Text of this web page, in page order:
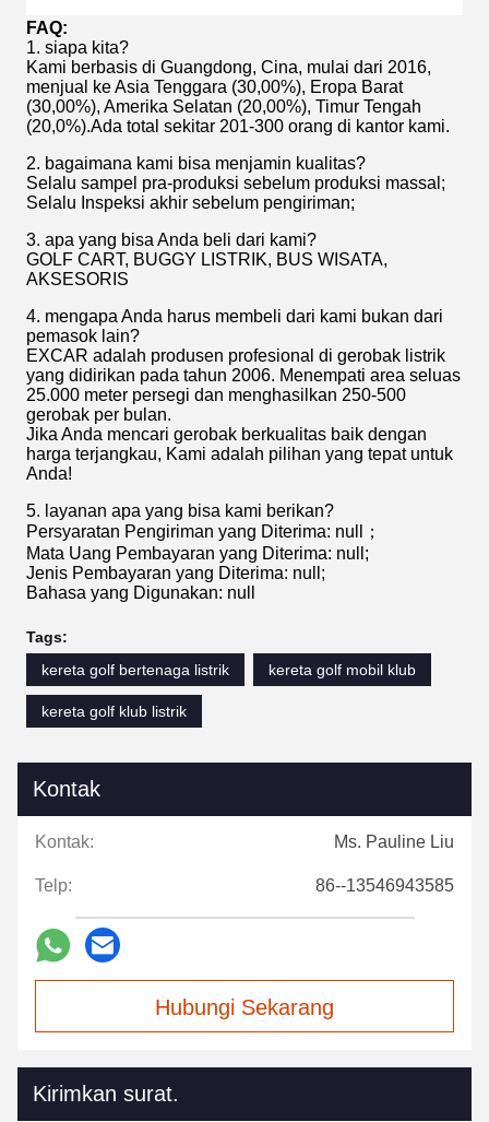
FAQ:
1. siapa kita?
Kami berbasis di Guangdong, Cina, mulai dari 2016,
menjual ke Asia Tenggara (30,00%), Eropa Barat
(30,00%), Amerika Selatan (20,00%), Timur Tengah
(20,0%).Ada total sekitar 201-300 orang di kantor kami.
2. bagaimana kami bisa menjamin kualitas?
Selalu sampel pra-produksi sebelum produksi massal;
Selalu Inspeksi akhir sebelum pengiriman;
3. apa yang bisa Anda beli dari kami?
GOLF CART, BUGGY LISTRIK, BUS WISATA,
AKSESORIS
4. mengapa Anda harus membeli dari kami bukan dari
pemasok lain?
EXCAR adalah produsen profesional di gerobak listrik
yang didirikan pada tahun 2006. Menempati area seluas
25.000 meter persegi dan menghasilkan 250-500
gerobak per bulan.
Jika Anda mencari gerobak berkualitas baik dengan
harga terjangkau, Kami adalah pilihan yang tepat untuk
Anda!
5. layanan apa yang bisa kami berikan?
Persyaratan Pengiriman yang Diterima: null；
Mata Uang Pembayaran yang Diterima: null;
Jenis Pembayaran yang Diterima: null;
Bahasa yang Digunakan: null
Tags:
kereta golf bertenaga listrik
kereta golf mobil klub
kereta golf klub listrik
Kontak
Kontak: Ms. Pauline Liu
Telp: 86--13546943585
Hubungi Sekarang
Kirimkan surat.